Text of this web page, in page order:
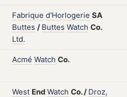
Fabrique d'Horlogerie SA
Buttes / Buttes Watch Co.
Ltd.
Acmé Watch Co.
West End Watch Co./ Droz,